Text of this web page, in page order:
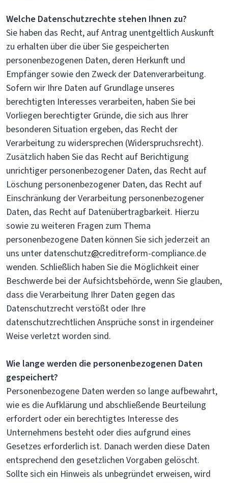
Welche Datenschutzrechte stehen Ihnen zu?
Sie haben das Recht, auf Antrag unentgeltlich Auskunft
zu erhalten über die über Sie gespeicherten
personenbezogenen Daten, deren Herkunft und
Empfänger sowie den Zweck der Datenverarbeitung.
Sofern wir Ihre Daten auf Grundlage unseres
berechtigten Interesses verarbeiten, haben Sie bei
Vorliegen berechtigter Gründe, die sich aus Ihrer
besonderen Situation ergeben, das Recht der
Verarbeitung zu widersprechen (Widerspruchsrecht).
Zusätzlich haben Sie das Recht auf Berichtigung
unrichtiger personenbezogener Daten, das Recht auf
Löschung personenbezogener Daten, das Recht auf
Einschränkung der Verarbeitung personenbezogener
Daten, das Recht auf Datenübertragbarkeit. Hierzu
sowie zu weiteren Fragen zum Thema
personenbezogene Daten können Sie sich jederzeit an
uns unter datenschutz@creditreform-compliance.de
wenden. Schließlich haben Sie die Möglichkeit einer
Beschwerde bei der Aufsichtsbehörde, wenn Sie glauben,
dass die Verarbeitung Ihrer Daten gegen das
Datenschutzrecht verstößt oder Ihre
datenschutzrechtlichen Ansprüche sonst in irgendeiner
Weise verletzt worden sind.
Wie lange werden die personenbezogenen Daten
gespeichert?
Personenbezogene Daten werden so lange aufbewahrt,
wie es die Aufklärung und abschließende Beurteilung
erfordert oder ein berechtigtes Interesse des
Unternehmens besteht oder dies aufgrund eines
Gesetzes erforderlich ist. Danach werden diese Daten
entsprechend den gesetzlichen Vorgaben gelöscht.
Sollte sich ein Hinweis als unbegründet erweisen, wird